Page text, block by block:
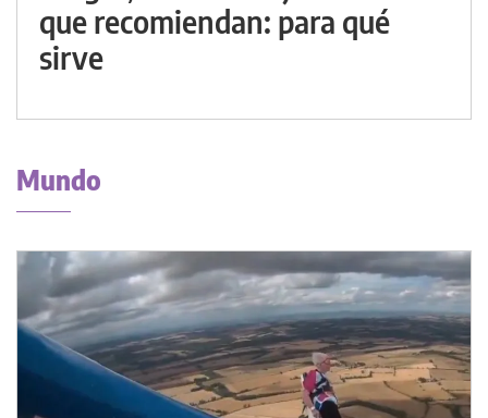
que recomiendan: para qué
sirve
Mundo